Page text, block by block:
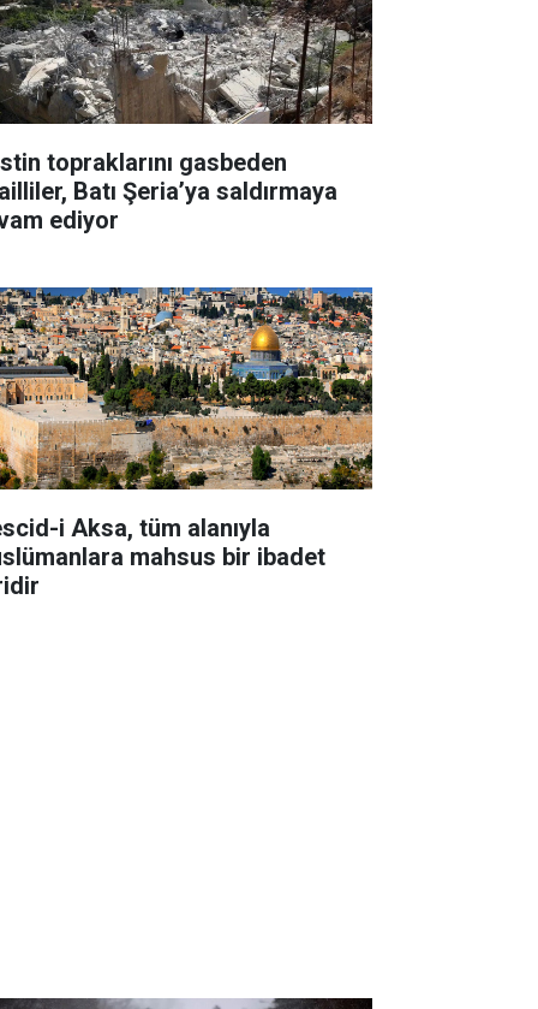
topraklarını gasbeden
Batı Şeria’ya saldırmaya
ediyor
i Aksa, tüm alanıyla
mahsus bir ibadet